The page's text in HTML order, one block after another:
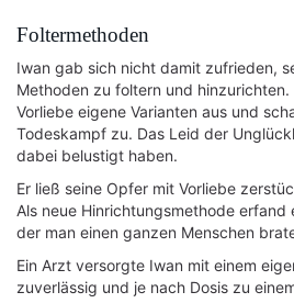
Foltermethoden
Iwan gab sich nicht damit zufrieden,
Methoden zu foltern und
Vorliebe eigene Varianten aus und
Todeskampf zu. Das Leid der
dabei belustigt haben.
Er ließ seine Opfer mit Vorliebe
Als neue Hinrichtungsmethode erfand
der man einen ganzen Menschen
Ein Arzt versorgte Iwan mit einem
zuverlässig und je nach Dosis zu